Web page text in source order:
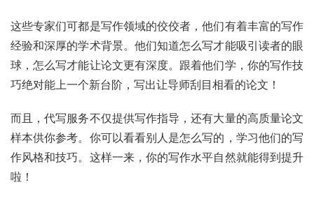
这些专家们可都是写作领域的佼佼者，他们有着丰富的写作
经验和深厚的学术背景。他们知道怎么写才能吸引读者的眼
球，怎么写才能让论文更有深度。跟着他们学，你的写作技
巧绝对能上一个新台阶，写出让导师刮目相看的论文！
而且，代写服务不仅提供写作指导，还有大量的高质量论文
样本供你参考。你可以看看别人是怎么写的，学习他们的写
作风格和技巧。这样一来，你的写作水平自然就能得到提升
啦！